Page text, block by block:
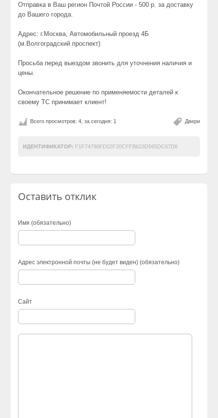
Отправка в Ваш регион Почтой России - 500 р. за доставку
до Вашего города.
Адрес: г.Москва, Автомобильный проезд 4Б
(м.Волгоградский проспект)
Просьба перед выездом звонить для уточнения наличия и
цены.
Окончательное решение по применяемости деталей к
своему ТС принимает клиент!
Двери
Всего просмотров: 4, за сегодня: 1
ИДЕНТИФИКАТОР: F1F74790FD02F20CFFB623D565DC67D8
Оставить отклик
Имя (обязательно)
Адрес электронной почты (не будет виден) (обязательно)
Сайт